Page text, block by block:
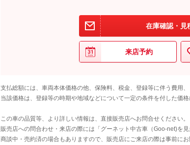
在庫確認・見
来店予約
支払総額には、車両本体価格の他、保険料、税金、登録等に伴う費用
当該価格は、登録等の時期や地域などについて一定の条件を付した価格
この車の品質等、より詳しい情報は、直接販売店へお問合せください。
販売店への問合わせ・来店の際には「グーネット中古車（Goo-net)を見
商談中・売約済の場合もありますので、販売店にご来店の際は事前に